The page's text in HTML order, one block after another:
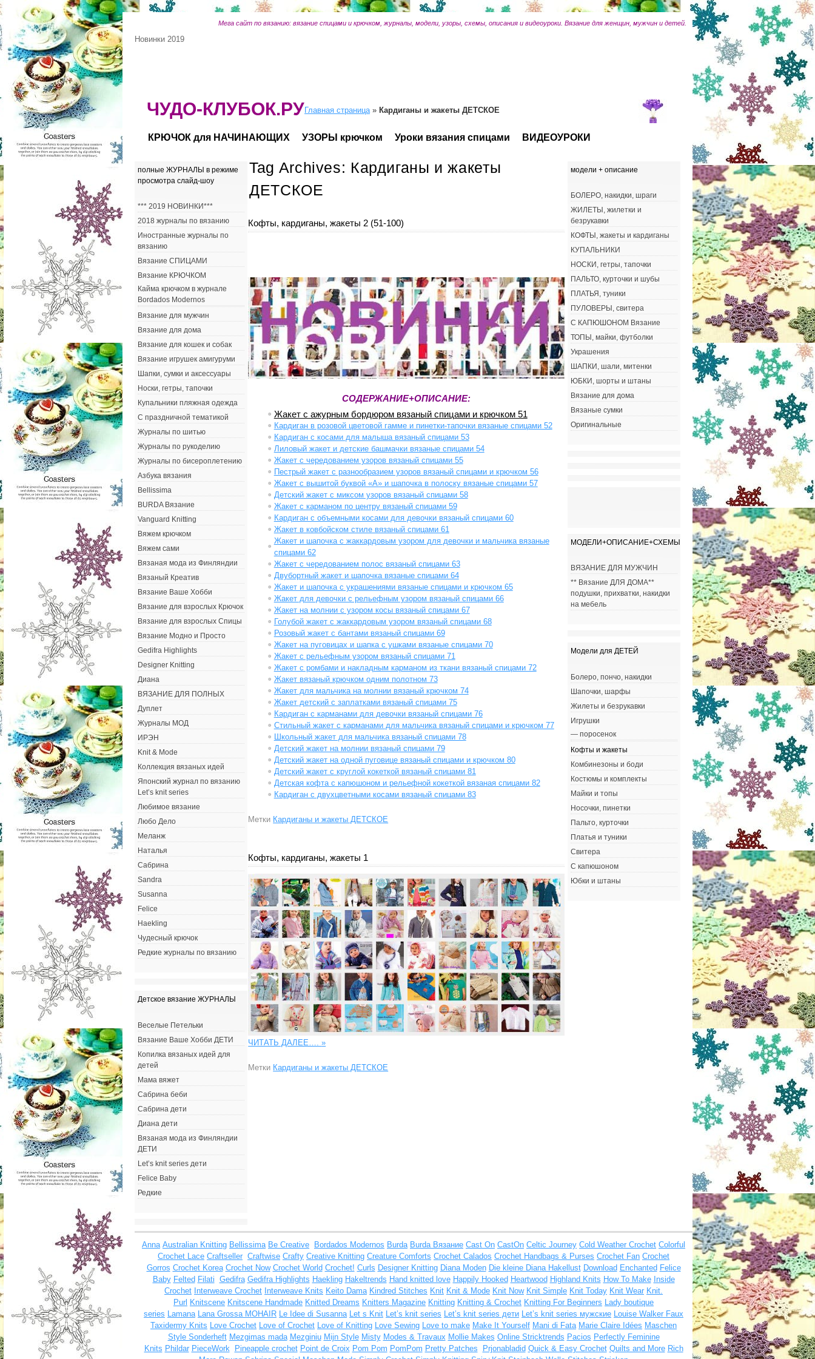
Мега сайт по вязанию: вязание спицами и крючком, журналы, модели, узоры, схемы, описания и видеоуроки. Вязание для женщин, мужчин и детей.
Новинки 2019
ЧУДО-КЛУБОК.РУ
КРЮЧОК для НАЧИНАЮЩИХ УЗОРЫ крючком Уроки вязания спицами ВИДЕОУРОКИ
Главная страница» Кардиганы и жакеты ДЕТСКОЕ
Tag Archives: Кардиганы и жакеты
ДЕТСКОЕ
Кофты, кардиганы, жакеты 2 (51-100)
СОДЕРЖАНИЕ+ОПИСАНИЕ:
Жакет с ажурным бордюром вязаный спицами и крючком 51
Кардиган в розовой цветовой гамме и пинетки-тапочки вязаные спицами 52
Кардиган с косами для малыша вязаный спицами 53
Лиловый жакет и детские башмачки вязаные спицами 54
Жакет с чередованием узоров вязаный спицами 55
Пестрый жакет с разнообразием узоров вязаный спицами и крючком 56
Жакет с вышитой буквой «А» и шапочка в полоску вязаные спицами 57
Детский жакет с миксом узоров вязаный спицами 58
Жакет с карманом по центру вязаный спицами 59
Кардиган с объемными косами для девочки вязаный спицами 60
Жакет в ковбойском стиле вязаный спицами 61
Жакет и шапочка с жаккардовым узором для девочки и мальчика вязаные
спицами 62
Жакет с чередованием полос вязаный спицами 63
Двубортный жакет и шапочка вязаные спицами 64
Жакет и шапочка с украшениями вязаные спицами и крючком 65
Жакет для девочки с рельефным узором вязаный спицами 66
Жакет на молнии с узором косы вязаный спицами 67
Голубой жакет с жаккардовым узором вязаный спицами 68
Розовый жакет с бантами вязаный спицами 69
Жакет на пуговицах и шапка с ушками вязаные спицами 70
Жакет с рельефным узором вязаный спицами 71
Жакет с ромбами и накладным карманом из ткани вязаный спицами 72
Жакет вязаный крючком одним полотном 73
Жакет для мальчика на молнии вязаный крючком 74
Жакет детский с заплатками вязаный спицами 75
Кардиган с карманами для девочки вязаный спицами 76
Стильный жакет с карманами для мальчика вязаный спицами и крючком 77
Школьный жакет для мальчика вязаный спицами 78
Детский жакет на молнии вязаный спицами 79
Детский жакет на одной пуговице вязаный спицами и крючком 80
Детский жакет с круглой кокеткой вязаный спицами 81
Детская кофта с капюшоном и рельефной кокеткой вязаная спицами 82
Кардиган с двухцветными косами вязаный спицами 83
Метки Кардиганы и жакеты ДЕТСКОЕ
Кофты, кардиганы, жакеты 1
ЧИТАТЬ ДАЛЕЕ….»
Метки Кардиганы и жакеты ДЕТСКОЕ
полные ЖУРНАЛЫ в режиме
просмотра слайд-шоу
*** 2019 НОВИНКИ***
2018 журналы по вязанию
Иностранные журналы по
вязанию
Вязание СПИЦАМИ
Вязание КРЮЧКОМ
Кайма крючком в журнале
Bordados Modernos
Вязание для мужчин
Вязание для дома
Вязание для кошек и собак
Вязание игрушек амигуруми
Шапки, сумки и аксессуары
Носки, гетры, тапочки
Купальники пляжная одежда
С праздничной тематикой
Журналы по шитью
Журналы по рукоделию
Журналы по бисероплетению
Азбука вязания
Bellissima
BURDA Вязание
Vanguard Knitting
Вяжем крючком
Вяжем сами
Вязаная мода из Финляндии
Вязаный Креатив
Вязание Ваше Хобби
Вязание для взрослых Крючок
Вязание для взрослых Спицы
Вязание Модно и Просто
Gedifra Highlights
Designer Knitting
Диана
ВЯЗАНИЕ ДЛЯ ПОЛНЫХ
Дуплет
Журналы МОД
ИРЭН
Knit & Mode
Коллекция вязаных идей
Японский журнал по вязанию
Let’s knit series
Любимое вязание
Любо Дело
Меланж
Наталья
Сабрина
Sandra
Susanna
Felice
Haekling
Чудесный крючок
Редкие журналы по вязанию
Детское вязание ЖУРНАЛЫ
Веселые Петельки
Вязание Ваше Хобби ДЕТИ
Копилка вязаных идей для
детей
Мама вяжет
Сабрина беби
Сабрина дети
Диана дети
Вязаная мода из Финляндии
ДЕТИ
Let’s knit series дети
Felice Baby
Редкие
модели + описание
БОЛЕРО, накидки, шраги
ЖИЛЕТЫ, жилетки и
безрукавки
КОФТЫ, жакеты и кардиганы
КУПАЛЬНИКИ
НОСКИ, гетры, тапочки
ПАЛЬТО, курточки и шубы
ПЛАТЬЯ, туники
ПУЛОВЕРЫ, свитера
С КАПЮШОНОМ Вязание
ТОПЫ, майки, футболки
Украшения
ШАПКИ, шали, митенки
ЮБКИ, шорты и штаны
Вязание для дома
Вязаные сумки
Оригинальные
МОДЕЛИ+ОПИСАНИЕ+СХЕМЫ
ВЯЗАНИЕ ДЛЯ МУЖЧИН
** Вязание ДЛЯ ДОМА**
подушки, прихватки, накидки
на мебель
Модели для ДЕТЕЙ
Болеро, пончо, накидки
Шапочки, шарфы
Жилеты и безрукавки
Игрушки
— поросенок
Кофты и жакеты
Комбинезоны и боди
Костюмы и комплекты
Майки и топы
Носочки, пинетки
Пальто, курточки
Платья и туники
Свитера
С капюшоном
Юбки и штаны
Anna Australian Knitting Bellissima Be Creative Bordados Modernos Burda Burda Вязание Cast On CastOn Celtic Journey Cold Weather Crochet Colorful
Crochet Lace Craftseller Craftwise Crafty Creative Knitting Creature Comforts Crochet Calados Crochet Handbags & Purses Crochet Fan Crochet
Gorros Crochet Korea Crochet Now Crochet World Crochet! Curls Designer Knitting Diana Moden Die kleine Diana Hakellust Download Enchanted Felice
Baby Felted Filati Gedifra Gedifra Highlights Haekling Hakeltrends Hand knitted love Happily Hooked Heartwood Highland Knits How To Make Inside
Crochet Interweave Crochet Interweave Knits Keito Dama Kindred Stitches Knit Knit & Mode Knit Now Knit Simple Knit Today Knit Wear Knit.
Purl Knitscene Knitscene Handmade Knitted Dreams Knitters Magazine Knitting Knitting & Crochet Knitting For Beginners
Lady boutique
series
Lamana Lana Grossa MOHAIR Le Idee di Susanna Let s Knit Let’s knit series Let’s knit series дети Let’s knit series мужские
Louise Walker Faux
Taxidermy Knits
Love Crochet Love of Crochet Love of Knitting Love Sewing Love to make Make It Yourself Mani di Fata Marie Claire Idées Maschen
Style Sonderheft Mezgimas mada Mezginiu Mijn Style Misty Modes & Travaux Mollie Makes Online Stricktrends Pacios Perfectly Feminine
Knits Phildar PieceWork Pineapple crochet Point de Croix Pom Pom PomPom Pretty Patches Prjonabladid Quick & Easy Crochet Quilts and More Rich